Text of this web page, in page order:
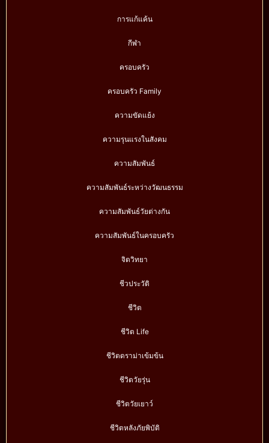
การแก้แค้น
กีฬา
ครอบครัว
ครอบครัว Family
ความขัดแย้ง
ความรุนแรงในสังคม
ความสัมพันธ์
ความสัมพันธ์ระหว่างวัฒนธรรม
ความสัมพันธ์วัยต่างกัน
ความสัมพันธ์ในครอบครัว
จิตวิทยา
ชีวประวัติ
ชีวิต
ชีวิต Life
ชีวิตดราม่าเข้มข้น
ชีวิตวัยรุ่น
ชีวิตวัยเยาว์
ชีวิตหลังภัยพิบัติ